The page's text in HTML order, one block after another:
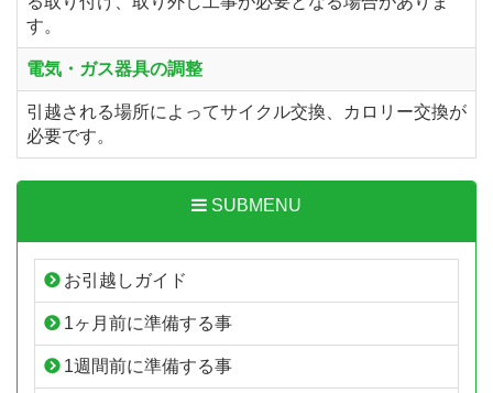
す。
電気・ガス器具の調整
引越される場所によってサイクル交換、カロリー交換が
必要です。
SUBMENU
お引越しガイド
1ヶ月前に準備する事
1週間前に準備する事